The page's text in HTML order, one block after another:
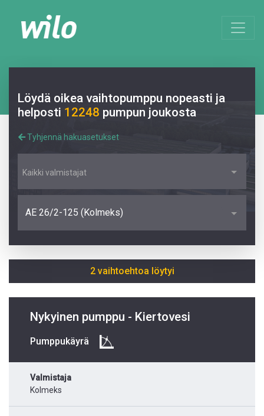
Löydä oikea vaihtopumppu nopeasti ja
helposti 12248 pumpun joukosta
Tyhjennä hakuasetukset
Kaikki valmistajat
AE 26/2-125 (Kolmeks)
2 vaihtoehtoa löytyi
Nykyinen pumppu - Kiertovesi
Pumppukäyrä
Valmistaja
Kolmeks